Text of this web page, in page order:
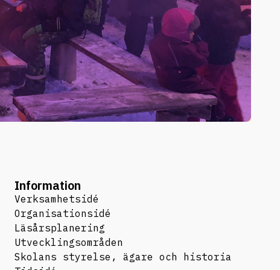
Information
Verksamhetsidé
Organisationsidé
Läsårsplanering
Utvecklingsområden
Skolans styrelse, ägare och historia